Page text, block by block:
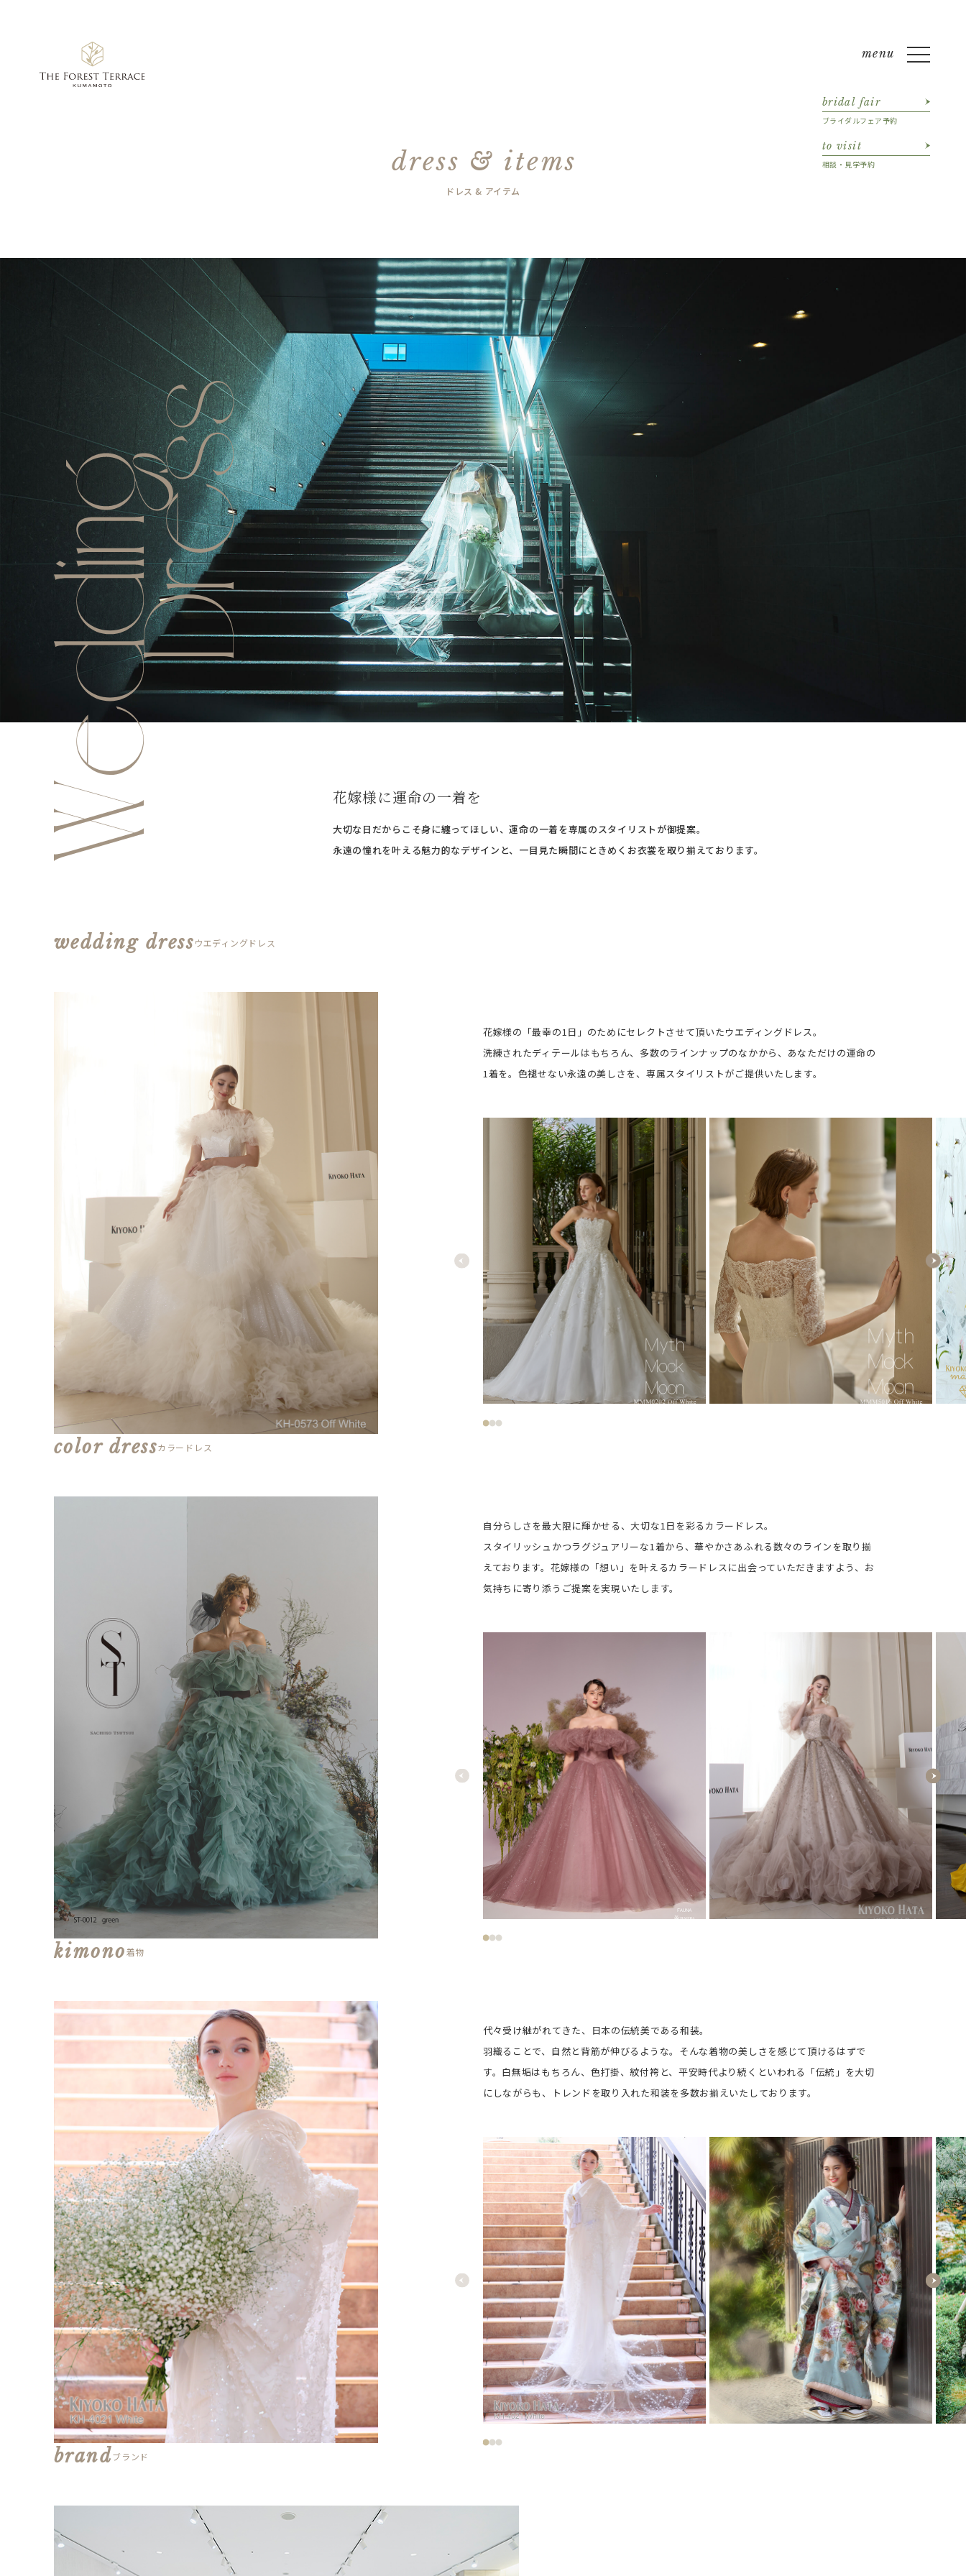
bridal fair
ブライダルフェア予約
to visit
相談・見学予約
dress & items
ドレス & アイテム
花嫁様に運命の一着を
大切な日だからこそ身に纏ってほしい、運命の一着を専属のスタイリストが御提案。
永遠の憧れを叶える魅力的なデザインと、一目見た瞬間にときめくお衣裳を取り揃えております。
wedding dressウエディングドレス
花嫁様の「最幸の1日」のためにセレクトさせて頂いたウエディングドレス。
洗練されたディテールはもちろん、多数のラインナップのなかから、あなただけの運命の
1着を。色褪せない永遠の美しさを、専属スタイリストがご提供いたします。
color dressカラードレス
自分らしさを最大限に輝かせる、大切な1日を彩るカラードレス。
スタイリッシュかつラグジュアリーな1着から、華やかさあふれる数々のラインを取り揃
えております。花嫁様の「想い」を叶えるカラードレスに出会っていただきますよう、お
気持ちに寄り添うご提案を実現いたします。
kimono着物
代々受け継がれてきた、日本の伝統美である和装。
羽織ることで、自然と背筋が伸びるような。そんな着物の美しさを感じて頂けるはずで
す。白無垢はもちろん、色打掛、紋付袴と、平安時代より続くといわれる「伝統」を大切
にしながらも、トレンドを取り入れた和装を多数お揃えいたしております。
brandブランド